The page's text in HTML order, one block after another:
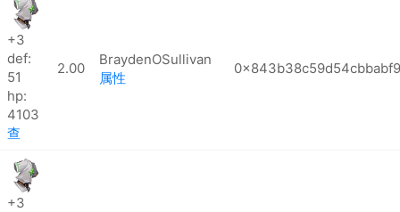
+3
def:
51
hp:
4103
查
2.00
BraydenOSullivan
属性
+3